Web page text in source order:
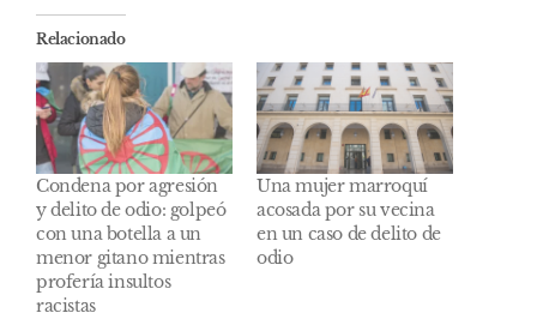
Relacionado
Condena por agresión
y delito de odio: golpeó
con una botella a un
menor gitano mientras
profería insultos
racistas
Una mujer marroquí
acosada por su vecina
en un caso de delito de
odio